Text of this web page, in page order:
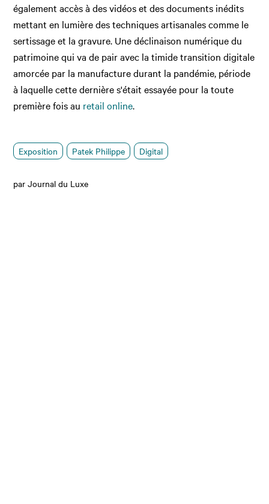
également accès à des vidéos et des documents inédits
mettant en lumière des techniques artisanales comme le
sertissage et la gravure. Une déclinaison numérique du
patrimoine qui va de pair avec la timide transition digitale
amorcée par la manufacture durant la pandémie, période
à laquelle cette dernière s'était essayée pour la toute
première fois au retail online.
Exposition Patek Philippe Digital
par Journal du Luxe